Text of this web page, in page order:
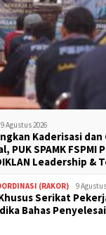
9 Agustus 2026
Kaderisasi
PUK SPAMK FSPMI
Leadership &
(RAKOR) 9
Serikat
Bahas